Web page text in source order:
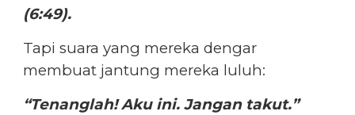
(6:49).
Tapi suara yang mereka dengar
membuat jantung mereka luluh:
“Tenanglah! Aku ini. Jangan takut.”